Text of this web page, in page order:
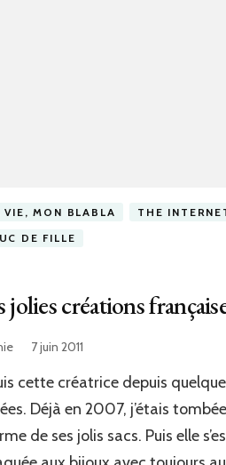
VIE, MON BLABLA
THE
DE FILLE
jolies créations
7 juin 2011
cette créatrice depuis
Déjà en 2007, j’étais
de ses jolis sacs. Puis elle